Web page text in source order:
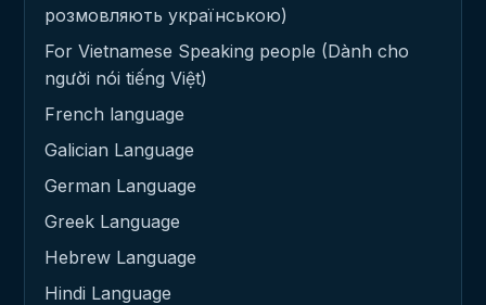
розмовляють українською)
For Vietnamese Speaking people (Dành cho
người nói tiếng Việt)
French language
Galician Language
German Language
Greek Language
Hebrew Language
Hindi Language